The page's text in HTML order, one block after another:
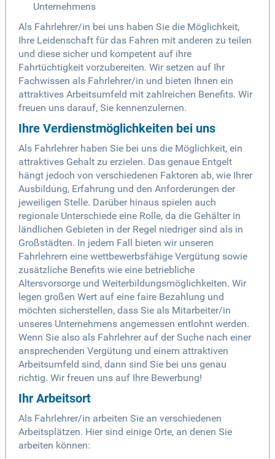
Unternehmens
Als Fahrlehrer/in bei uns haben Sie die Möglichkeit,
Ihre Leidenschaft für das Fahren mit anderen zu teilen
und diese sicher und kompetent auf ihre
Fahrtüchtigkeit vorzubereiten. Wir setzen auf Ihr
Fachwissen als Fahrlehrer/in und bieten Ihnen ein
attraktives Arbeitsumfeld mit zahlreichen Benefits. Wir
freuen uns darauf, Sie kennenzulernen.
Ihre Verdienstmöglichkeiten bei uns
Als Fahrlehrer haben Sie bei uns die Möglichkeit, ein
attraktives Gehalt zu erzielen. Das genaue Entgelt
hängt jedoch von verschiedenen Faktoren ab, wie Ihrer
Ausbildung, Erfahrung und den Anforderungen der
jeweiligen Stelle. Darüber hinaus spielen auch
regionale Unterschiede eine Rolle, da die Gehälter in
ländlichen Gebieten in der Regel niedriger sind als in
Großstädten. In jedem Fall bieten wir unseren
Fahrlehrern eine wettbewerbsfähige Vergütung sowie
zusätzliche Benefits wie eine betriebliche
Altersvorsorge und Weiterbildungsmöglichkeiten. Wir
legen großen Wert auf eine faire Bezahlung und
möchten sicherstellen, dass Sie als Mitarbeiter/in
unseres Unternehmens angemessen entlohnt werden.
Wenn Sie also als Fahrlehrer auf der Suche nach einer
ansprechenden Vergütung und einem attraktiven
Arbeitsumfeld sind, dann sind Sie bei uns genau
richtig. Wir freuen uns auf Ihre Bewerbung!
Ihr Arbeitsort
Als Fahrlehrer/in arbeiten Sie an verschiedenen
Arbeitsplätzen. Hier sind einige Orte, an denen Sie
arbeiten können: